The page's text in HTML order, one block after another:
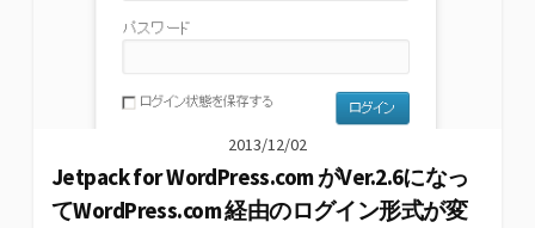
2013/12/02
Jetpack for WordPress.com がVer.2.6になっ
てWordPress.com 経由のログイン形式が変